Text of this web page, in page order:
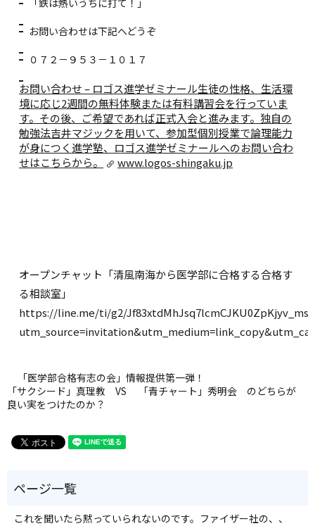
「鉄は熱いうちに打て！」
お問い合わせは下記へどうぞ
０７２－９５３－１０１７
お問い合わせ – ロゴス進学ゼミナール生徒の性格、生活環
境に応じ2週間の無料体験または有料講習会を行っていま
す。その後、ご希望であれば正式入会と進みます。独自の
勉強法吉井マジックを用いて、参加型個別授業で論理能力
が身につく進学塾、ロゴス進学ゼミナールへのお問い合わ
せはこちらから。
www.logos-shingaku.jp
オープンチャット「清風南海から医学部に合格する合格す
る相談室」
https://line.me/ti/g2/
「医学部合格有志の会」情報提供第一弾！
「サクシード」真理教 VS 「青チャート」秀明会 のどちらが
良い実をつけたのか？
これを聞いたら黙っていられないのです。ファイザー社の、、